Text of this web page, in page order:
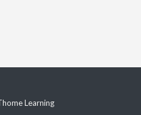
Learning